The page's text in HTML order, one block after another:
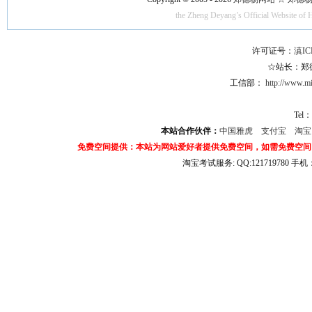
the Zheng Deyang’s Official Website
许可证号： 滇
☆站长：郑
工信部： http://
Tel
本站合作伙伴： 中国雅虎 支付宝
淘
免费空间提供：本站为网站爱好者提供免费空间，如需免费空
淘宝考试服务: QQ:121719780 手